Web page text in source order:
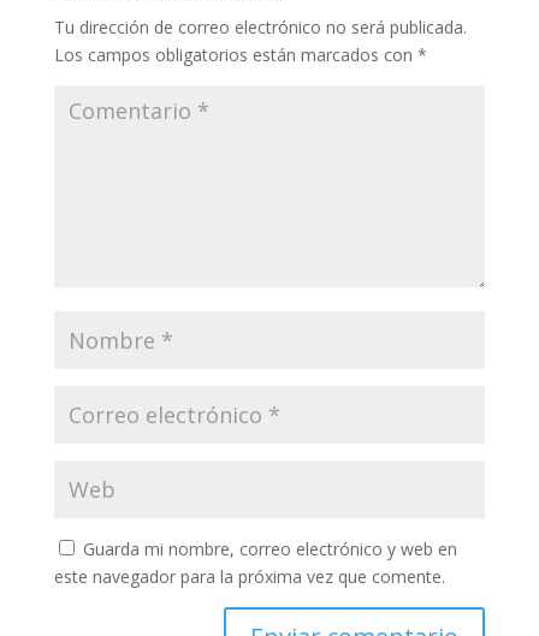
Tu dirección de correo electrónico no será publicada.
Los campos obligatorios están marcados con *
Guarda mi nombre, correo electrónico y web en
este navegador para la próxima vez que comente.